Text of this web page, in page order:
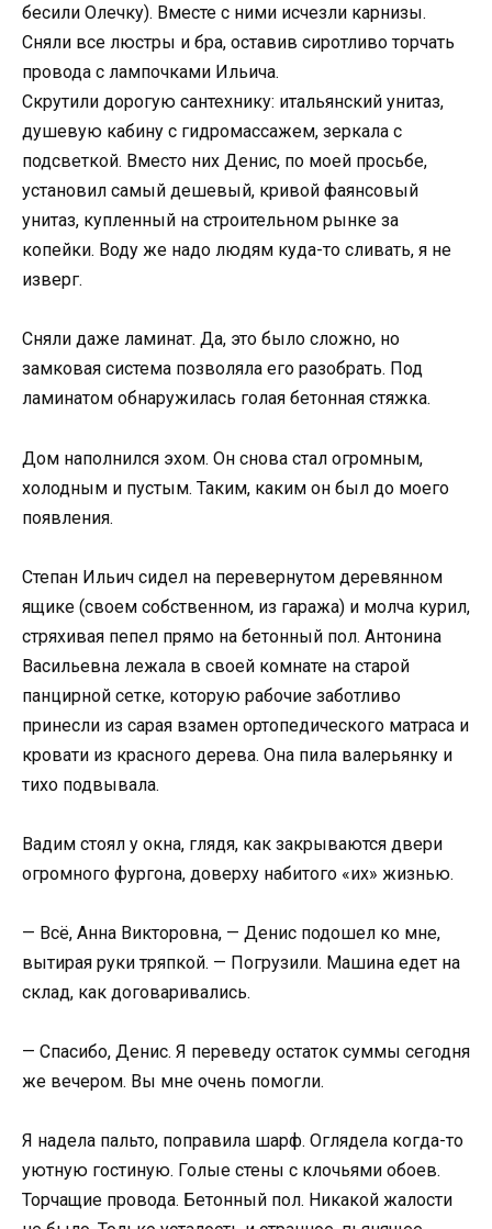
бесили Олечку). Вместе с ними исчезли карнизы.
Сняли все люстры и бра, оставив сиротливо торчать
провода с лампочками Ильича.
Скрутили дорогую сантехнику: итальянский унитаз,
душевую кабину с гидромассажем, зеркала с
подсветкой. Вместо них Денис, по моей просьбе,
установил самый дешевый, кривой фаянсовый
унитаз, купленный на строительном рынке за
копейки. Воду же надо людям куда-то сливать, я не
изверг.
Сняли даже ламинат. Да, это было сложно, но
замковая система позволяла его разобрать. Под
ламинатом обнаружилась голая бетонная стяжка.
Дом наполнился эхом. Он снова стал огромным,
холодным и пустым. Таким, каким он был до моего
появления.
Степан Ильич сидел на перевернутом деревянном
ящике (своем собственном, из гаража) и молча курил,
стряхивая пепел прямо на бетонный пол. Антонина
Васильевна лежала в своей комнате на старой
панцирной сетке, которую рабочие заботливо
принесли из сарая взамен ортопедического матраса и
кровати из красного дерева. Она пила валерьянку и
тихо подвывала.
Вадим стоял у окна, глядя, как закрываются двери
огромного фургона, доверху набитого «их» жизнью.
— Всё, Анна Викторовна, — Денис подошел ко мне,
вытирая руки тряпкой. — Погрузили. Машина едет на
склад, как договаривались.
— Спасибо, Денис. Я переведу остаток суммы сегодня
же вечером. Вы мне очень помогли.
Я надела пальто, поправила шарф. Оглядела когда-то
уютную гостиную. Голые стены с клочьями обоев.
Торчащие провода. Бетонный пол. Никакой жалости